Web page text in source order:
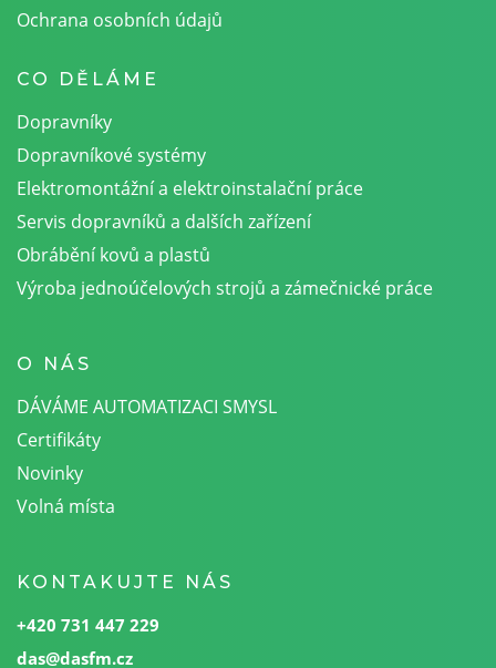
Ochrana osobních údajů
CO DĚLÁME
Dopravníky
Dopravníkové systémy
Elektromontážní a elektroinstalační práce
Servis dopravníků a dalších zařízení
Obrábění kovů a plastů
Výroba jednoúčelových strojů a zámečnické práce
O NÁS
DÁVÁME AUTOMATIZACI SMYSL
Certifikáty
Novinky
Volná místa
KONTAKUJTE NÁS
+420 731 447 229
das@dasfm.cz